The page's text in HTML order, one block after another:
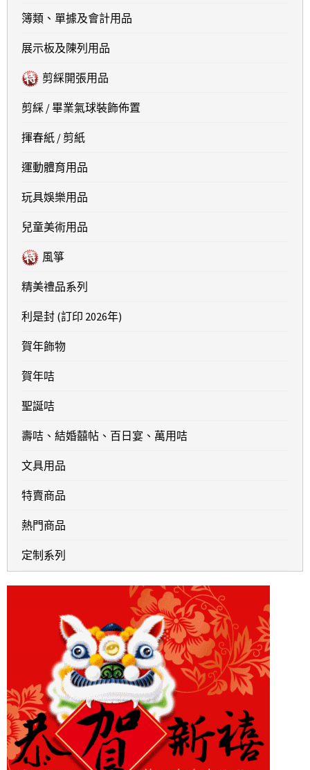
簿類、單據及會計用品
展示板及陳列用品
剪綵開張用品
剪綵 / 畢業氣球裝飾佈置
揮春紙 / 剪紙
運動體育用品
玩具娛樂用品
兒童美術用品
風箏
精美禮品系列
利是封 (訂印 2026年)
賀年飾物
賀年咭
聖誕咭
壽咭、結婚囍帖、百日宴、萬用咭
文具用品
特賣商品
熱門商品
定制系列